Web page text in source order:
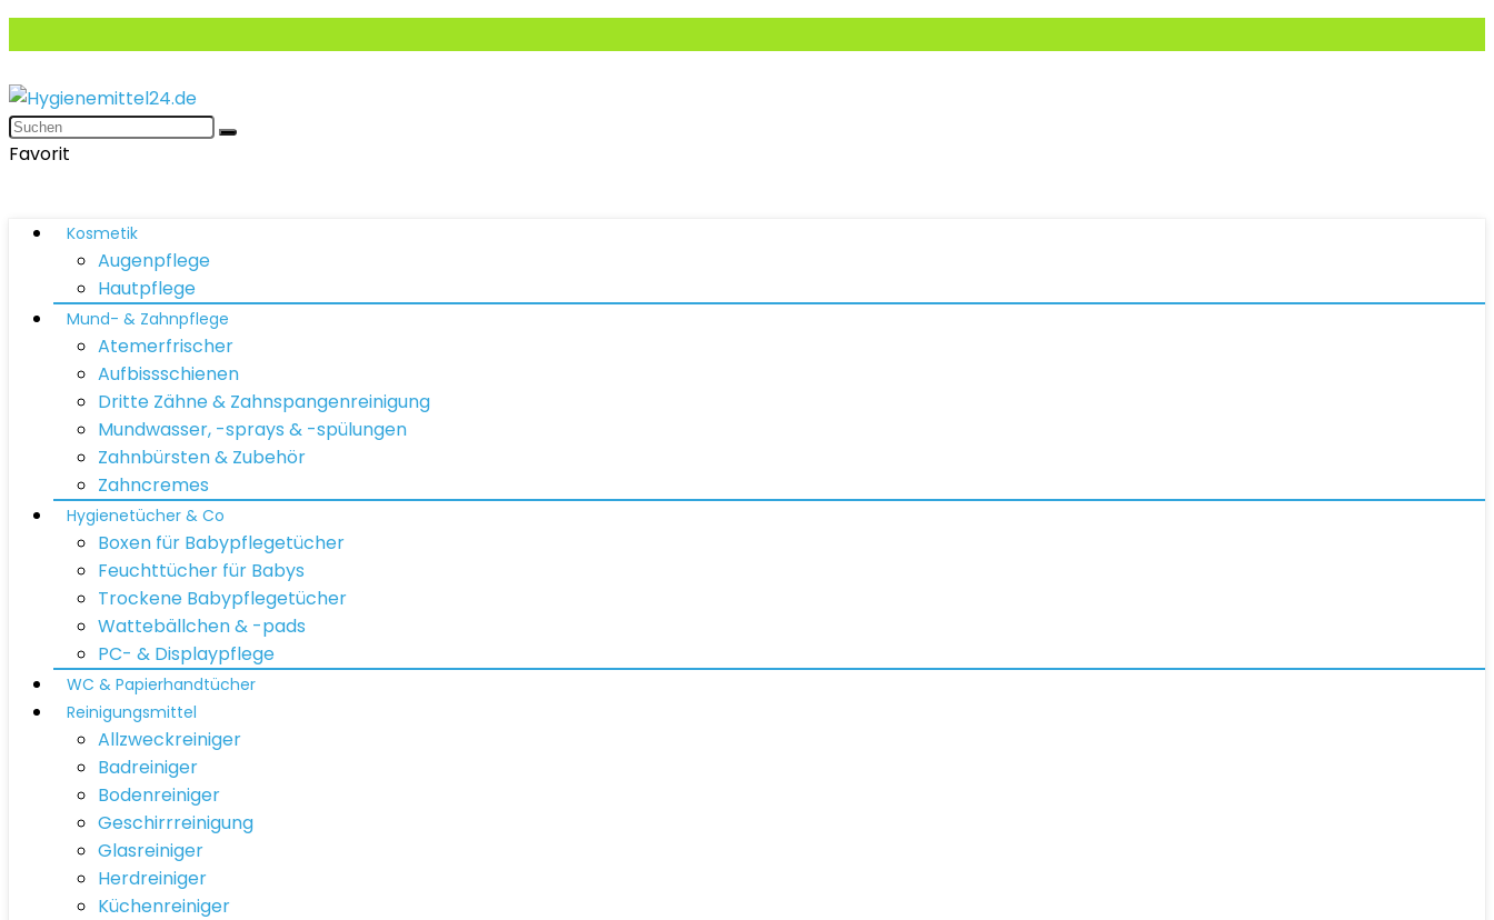
Favorit
Kosmetik
Augenpflege
Hautpflege
Mund- & Zahnpflege
Atemerfrischer
Aufbissschienen
Dritte Zähne & Zahnspangenreinigung
Mundwasser, -sprays & -spülungen
Zahnbürsten & Zubehör
Zahncremes
Hygienetücher & Co
Boxen für Babypflegetücher
Feuchttücher für Babys
Trockene Babypflegetücher
Wattebällchen & -pads
PC- & Displaypflege
WC & Papierhandtücher
Reinigungsmittel
Allzweckreiniger
Badreiniger
Bodenreiniger
Geschirrreinigung
Glasreiniger
Herdreiniger
Küchenreiniger